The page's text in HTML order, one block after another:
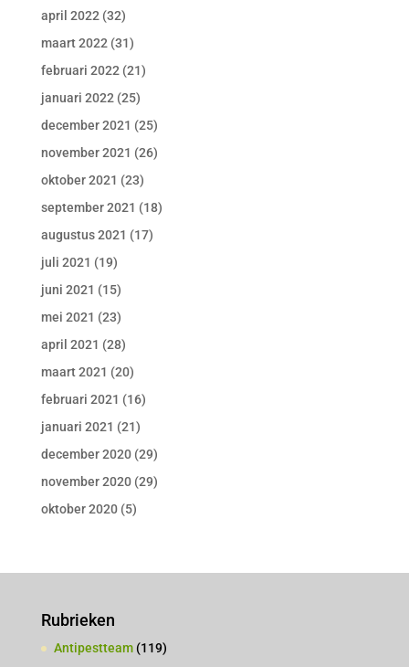
april 2022 (32)
maart 2022 (31)
februari 2022 (21)
januari 2022 (25)
december 2021 (25)
november 2021 (26)
oktober 2021 (23)
september 2021 (18)
augustus 2021 (17)
juli 2021 (19)
juni 2021 (15)
mei 2021 (23)
april 2021 (28)
maart 2021 (20)
februari 2021 (16)
januari 2021 (21)
december 2020(29)
november 2020(29)
oktober 2020(5)
Rubrieken
Antipestteam(119)